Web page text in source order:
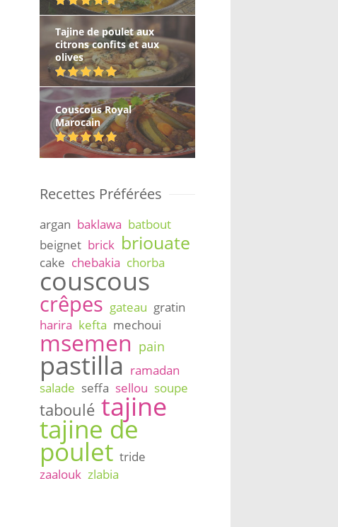
Tajine de poulet aux
citrons confits et aux
olives
Couscous Royal
Marocain
Recettes Préférées
argan baklawa batbout
beignet brick briouate
cake chebakia chorba
couscous
crêpes gateau gratin
harira kefta mechoui
msemen pain
pastilla ramadan
salade seffa sellou soupe
taboulé tajine
tajine de
poulet tride
zaalouk zlabia